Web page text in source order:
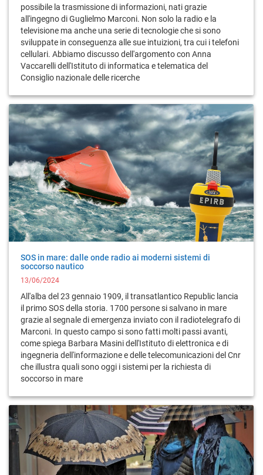
possibile la trasmissione di informazioni, nati grazie
all'ingegno di Guglielmo Marconi. Non solo la radio e la
televisione ma anche una serie di tecnologie che si sono
sviluppate in conseguenza alle sue intuizioni, tra cui i telefoni
cellulari. Abbiamo discusso dell'argomento con Anna
Vaccarelli dell'Istituto di informatica e telematica del
Consiglio nazionale delle ricerche
SOS in mare: dalle onde radio ai moderni sistemi di
soccorso nautico
13/06/2024
All'alba del 23 gennaio 1909, il transatlantico Republic lancia
il primo SOS della storia. 1700 persone si salvano in mare
grazie al segnale di emergenza inviato con il radiotelegrafo di
Marconi. In questo campo si sono fatti molti passi avanti,
come spiega Barbara Masini dell'Istituto di elettronica e di
ingegneria dell'informazione e delle telecomunicazioni del Cnr
che illustra quali sono oggi i sistemi per la richiesta di
soccorso in mare